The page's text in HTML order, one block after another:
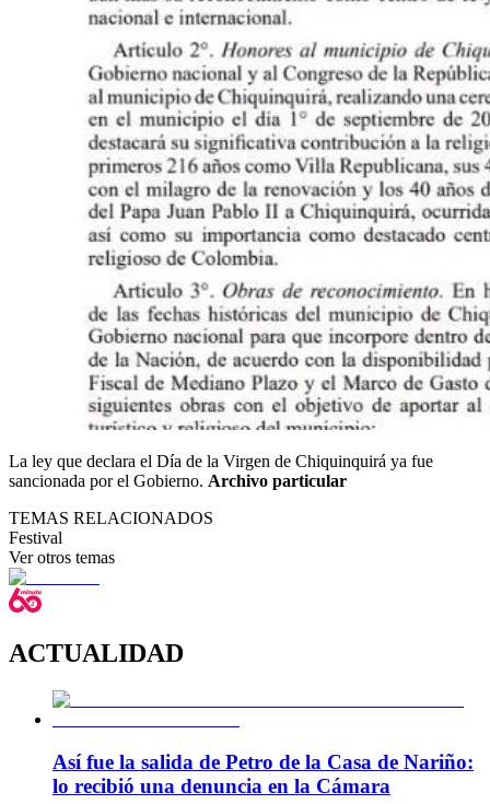
La ley que declara el Día de la Virgen de Chiquinquirá ya fue
sancionada por el Gobierno. Archivo particular
TEMAS RELACIONADOS
Festival
Ver otros temas
ACTUALIDAD
Así fue la salida de Petro de la Casa de Nariño:
lo recibió una denuncia en la Cámara